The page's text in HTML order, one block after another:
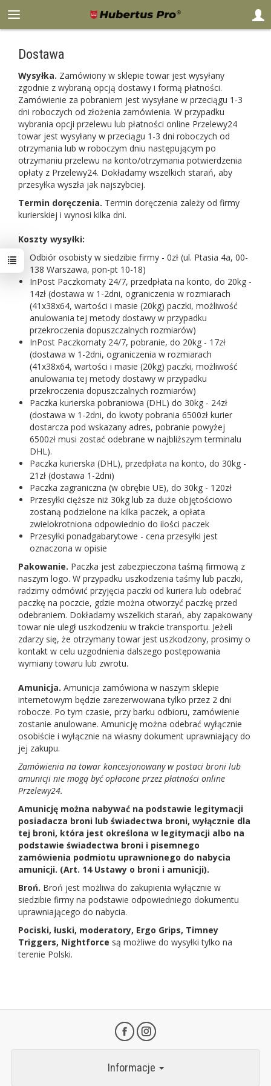
Dostawa
Wysyłka. Zamówiony w sklepie towar jest wysyłany
zgodnie z wybraną opcją dostawy i formą płatności.
Zamówienie za pobraniem jest wysyłane w przeciągu 1-3
dni roboczych od złożenia zamówienia. W przypadku
wybrania opcji przelewu lub płatności online Przelewy24
towar jest wysyłany w przeciągu 1-3 dni roboczych od
otrzymania lub w roboczym dniu następującym po
otrzymaniu przelewu na konto/otrzymania potwierdzenia
opłaty z Przelewy24. Dokładamy wszelkich starań, aby
przesyłka wyszła jak najszybciej.
Termin doręczenia. Termin doręczenia zależy od firmy
kurierskiej i wynosi kilka dni.
Koszty wysyłki:
Odbiór osobisty w siedzibie firmy - 0zł (ul. Ptasia 4a, 00-
138 Warszawa, pon-pt 10-18)
InPost Paczkomaty 24/7, przedpłata na konto, do 20kg -
14zł (dostawa w 1-2dni, ograniczenia w rozmiarach
(41x38x64, wartości i masie (20kg) paczki, możliwość
anulowania tej metody dostawy w przypadku
przekroczenia dopuszczalnych rozmiarów)
InPost Paczkomaty 24/7, pobranie, do 20kg - 17zł
(dostawa w 1-2dni, ograniczenia w rozmiarach
(41x38x64, wartości i masie (20kg) paczki, możliwość
anulowania tej metody dostawy w przypadku
przekroczenia dopuszczalnych rozmiarów)
Paczka kurierska pobraniowa (DHL) do 30kg - 24zł
(dostawa w 1-2dni, do kwoty pobrania 6500zł kurier
dostarcza pod wskazany adres, pobranie powyżej
6500zł musi zostać odebrane w najbliższym terminalu
DHL).
Paczka kurierska (DHL), przedpłata na konto, do 30kg -
21zł (dostawa 1-2dni)
Paczka zagraniczna (w obrębie UE), do 30kg - 120zł
Przesyłki cięższe niż 30kg lub za duże objętościowo
zostaną podzielone na kilka paczek, a opłata
zwielokrotniona odpowiednio do ilości paczek
Przesyłki ponadgabarytowe - cena przesyłki jest
oznaczona w opisie
Pakowanie. Paczka jest zabezpieczona taśmą firmową z
naszym logo. W przypadku uszkodzenia taśmy lub paczki,
radzimy odmówić przyjęcia paczki od kuriera lub odebrać
paczkę na poczcie, gdzie można otworzyć paczkę przed
odebraniem. Dokładamy wszelkich starań, aby zapakowany
towar nie uległ uszkodzeniu w trakcie transportu. Jeżeli
zdarzy się, że otrzymany towar jest uszkodzony, prosimy o
kontakt w celu uzgodnienia dalszego postępowania
wymiany towaru lub zwrotu.
Amunicja. Amunicja zamówiona w naszym sklepie
internetowym będzie zarezerwowana tylko przez 2 dni
robocze. Po tym czasie, przy barku odbioru, zamówienie
zostanie anulowane. Amunicję można odebrać wyłącznie
osobiście i wyłącznie na własny dokument uprawniający do
jej zakupu.
Zamówienia na towar koncesjonowany w postaci broni lub
amunicji nie mogą być opłacone przez płatności online
Przelewy24.
Amunicję można nabywać na podstawie legitymacji
posiadacza broni lub świadectwa broni, wyłącznie dla
tej broni, która jest określona w legitymacji albo na
podstawie świadectwa broni i pisemnego
zamówienia podmiotu uprawnionego do nabycia
amunicji. (Art. 14 Ustawy o broni i amunicji).
Broń. Broń jest możliwa do zakupienia wyłącznie w
siedzibie firmy na podstawie odpowiedniego dokumentu
uprawniającego do nabycia.
Pociski, łuski, moderatory, Ergo Grips, Timney
Triggers, Nightforce są możliwe do wysyłki tylko na
terenie Polski.
Informacje